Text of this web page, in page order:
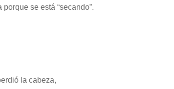
se está “secando”.
la cabeza,